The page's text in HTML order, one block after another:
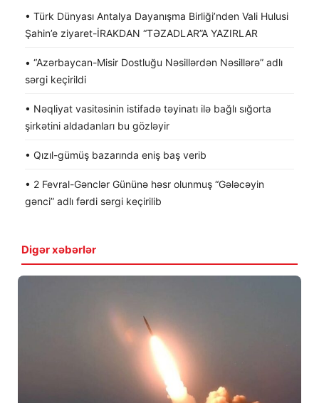
• Türk Dünyası Antalya Dayanışma Birliği’nden Vali Hulusi
Şahin’e ziyaret-İRAKDAN “TƏZADLAR”A YAZIRLAR
• “Azərbaycan-Misir Dostluğu Nəsillərdən Nəsillərə” adlı
sərgi keçirildi
• Nəqliyat vasitəsinin istifadə təyinatı ilə bağlı sığorta
şirkətini aldadanları bu gözləyir
• Qızıl-gümüş bazarında eniş baş verib
• 2 Fevral-Gənclər Gününə həsr olunmuş “Gələcəyin
gənci” adlı fərdi sərgi keçirilib
Digər xəbərlər